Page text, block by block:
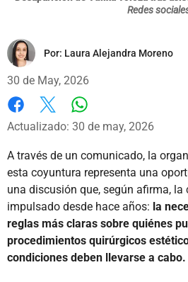
Redes
Por: Laura Alejandra Moreno
30 de May, 2026
Facebook
X
Actualizado: 30 de may, 2026
A través de un comunicado, la
esta coyuntura representa una
una discusión que, según afirma,
impulsado desde hace años: la
reglas más claras sobre quiénes
procedimientos quirúrgicos
condiciones deben llevarse a cabo.